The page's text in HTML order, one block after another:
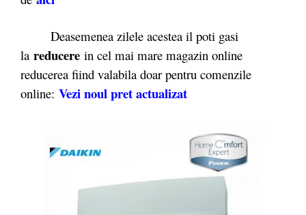
Deasemenea zilele acestea il poti gasi
la reducere in cel mai mare magazin online
reducerea fiind valabila doar pentru comenzile
online: Vezi noul pret actualizat